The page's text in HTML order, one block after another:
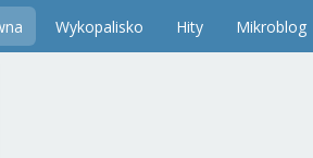
Wykopalisko Hity Mikroblog